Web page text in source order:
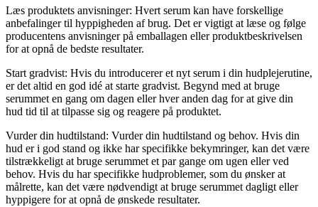
Læs produktets anvisninger: Hvert serum kan have forskellige
anbefalinger til hyppigheden af brug. Det er vigtigt at læse og følge
producentens anvisninger på emballagen eller produktbeskrivelsen
for at opnå de bedste resultater.
Start gradvist: Hvis du introducerer et nyt serum i din hudplejerutine,
er det altid en god idé at starte gradvist. Begynd med at bruge
serummet en gang om dagen eller hver anden dag for at give din
hud tid til at tilpasse sig og reagere på produktet.
Vurder din hudtilstand: Vurder din hudtilstand og behov. Hvis din
hud er i god stand og ikke har specifikke bekymringer, kan det være
tilstrækkeligt at bruge serummet et par gange om ugen eller ved
behov. Hvis du har specifikke hudproblemer, som du ønsker at
målrette, kan det være nødvendigt at bruge serummet dagligt eller
hyppigere for at opnå de ønskede resultater.